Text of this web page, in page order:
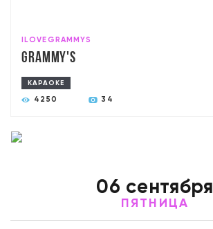
ILOVEGRAMMYS
Grammy's
КАРАОКЕ
4250 34
06 сентября
ПЯТНИЦА